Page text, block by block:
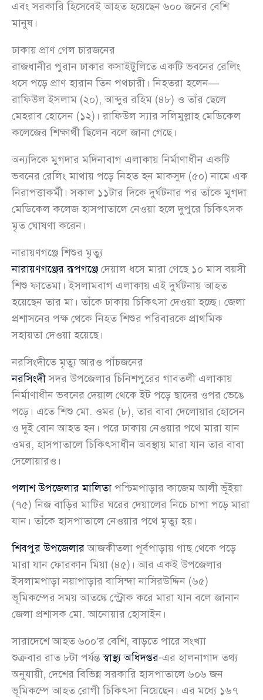
এবং সরকারি হিসেবেই আহত হয়েছেন ৬০০ জনের বেশি
মানুষ।
ঢাকায় প্রাণ গেল চারজনের
রাজধানীর পুরান ঢাকার কসাইটুলিতে একটি ভবনের রেলিং
ধসে পড়ে প্রাণ হারান তিন পথচারী। নিহতরা হলেন—
রাফিউল ইসলাম (২০), আব্দুর রহিম (৪৮) ও তাঁর ছেলে
মেহরাব হোসেন (১২)। রাফিউল স্যার সলিমুল্লাহ মেডিকেল
কলেজের শিক্ষার্থী ছিলেন বলে জানা গেছে।
অন্যদিকে মুগদার মদিনাবাগ এলাকায় নির্মাণাধীন একটি
ভবনের রেলিং মাথায় পড়ে নিহত হন মাকসুদ (৫০) নামে এক
নিরাপত্তাকর্মী। সকাল ১১টার দিকে দুর্ঘটনার পর তাঁকে মুগদা
মেডিকেল কলেজ হাসপাতালে নেওয়া হলে দুপুরে চিকিৎসক
মৃত ঘোষণা করেন।
নারায়ণগঞ্জে শিশুর মৃত্যু
নারায়ণগঞ্জের রূপগঞ্জে দেয়াল ধসে মারা গেছে ১০ মাস বয়সী
শিশু ফাতেমা। ইসলামবাগ এলাকায় এই দুর্ঘটনায় আহত
হয়েছেন তার মা। তাঁকে ঢাকায় চিকিৎসা দেওয়া হচ্ছে। জেলা
প্রশাসনের পক্ষ থেকে নিহত শিশুর পরিবারকে প্রাথমিক
সহায়তা দেওয়া হয়েছে।
নরসিংদীতে মৃত্যু আরও পাঁচজনের
নরসিংদীসদর উপজেলার চিনিশপুরের গাবতলী এলাকায়
নির্মাণাধীন ভবনের দেয়াল থেকে ইট পড়ে ছাদের ওপর ভেঙে
পড়ে। এতে শিশু মো. ওমর (৮), তার বাবা দেলোয়ার হোসেন
ও দুই বোন আহত হন। পরে ঢাকায় নেওয়ার পথে মারা যান
ওমর, হাসপাতালে চিকিৎসাধীন অবস্থায় মারা যান তার বাবা
দেলোয়ারও।
পলাশ উপজেলার মালিতা পশ্চিমপাড়ার কাজেম আলী ভূঁইয়া
(৭৫) নিজ বাড়ির মাটির ঘরের দেয়ালের নিচে চাপা পড়ে মারা
যান। তাঁকে হাসপাতালে নেওয়ার পথে মৃত্যু হয়।
শিবপুর উপজেলারআজকীতলা পূর্বপাড়ায় গাছ থেকে পড়ে
মারা যান ফোরকান মিয়া (৪৫)। আর একই উপজেলার
ইসলামপাড়া নয়াপাড়ার বাসিন্দা নাসিরউদ্দিন (৬৫)
ভূমিকম্পের সময় আতঙ্কে স্ট্রোক করে মারা যান বলে জানান
জেলা প্রশাসক মো. আনোয়ার হোসাইন।
সারাদেশে আহত ৬০০’র বেশি, বাড়তে পারে সংখ্যা
শুক্রবার রাত ৮টা পর্যন্তস্বাস্থ্য অধিদপ্তর-এর হালনাগাদ তথ্য
অনুযায়ী, দেশের বিভিন্ন সরকারি হাসপাতালে ৬০৬ জন
ভূমিকম্পে আহত রোগী চিকিৎসা নিয়েছেন। এর মধ্যে ১৬৭